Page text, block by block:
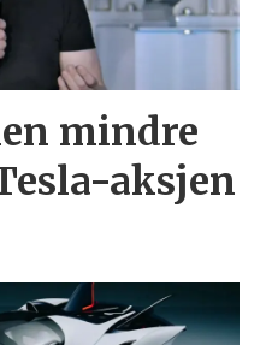
mindre
aksjen